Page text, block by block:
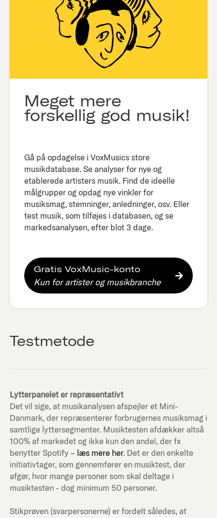
Meget mere
forskellig god musik!
Gå på opdagelse i VoxMusics store
musikdatabase. Se analyser for nye og
etablerede artisters musik. Find de ideelle
målgrupper og opdag nye vinkler for
musiksmag, stemninger, anledninger, osv. Eller
test musik, som tilføjes i databasen, og se
markedsanalysen, efter blot 3 dage.​
Gratis VoxMusic-konto
Kun for artister og musikbranche
Testmetode
Lytterpanelet er repræsentativt
Det vil sige, at musikanalysen afspejler et Mini-
Danmark, der repræsenterer forbrugernes musiksmag i
samtlige lyttersegmenter. Musiktesten afdækker altså
100% af markedet og ikke kun den andel, der fx
benytter Spotify – læs mere her. Det er den enkelte
initiativtager, som gennemfører en musiktest, der
afgør, hvor mange personer som skal deltage i
musiktesten - dog minimum 50 personer.
Stikprøven (svarpersonerne) er fordelt således, at